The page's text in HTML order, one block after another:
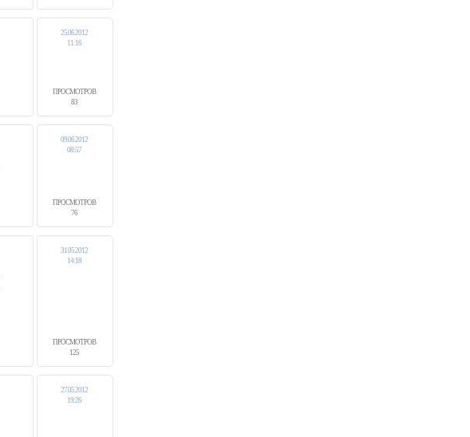
ПРОСМОТРОВ
83
25.06.2012
11:16
ПРОСМОТРОВ
76
09.06.2012
08:57
ПРОСМОТРОВ
125
31.05.2012
14:18
27.05.2012
19:26